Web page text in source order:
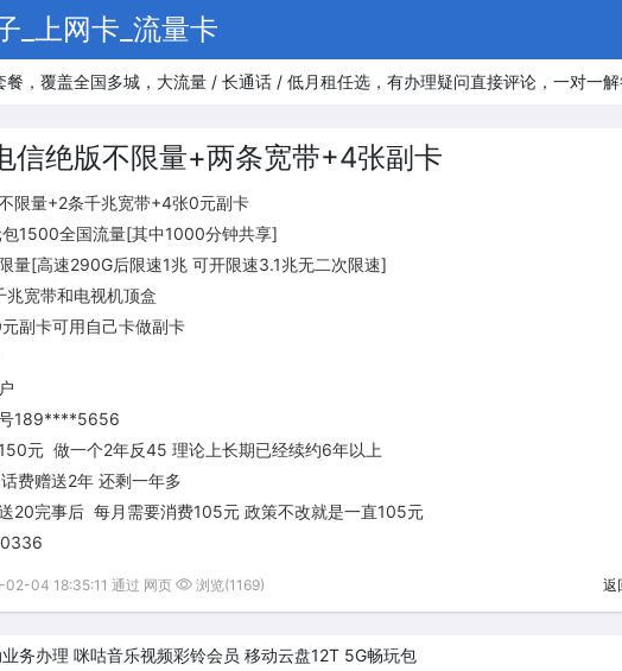
_上网卡_流量卡
餐，覆盖全国多城，大流量 / 长通话 / 低月租任选，有办理疑问直接评论，一对一
信绝版不限量+两条宽带+4张副卡
限量+2条千兆宽带+4张0元副卡
1500全国流量[其中1000分钟共享]
量[高速290G后限速1兆 可开限速3.1兆无二次限速]
兆宽带和电视机顶盒
副卡可用自己卡做副卡
189****5656
元 做一个2年反45 理论上长期已经续约6年以上
费赠送2年 还剩一年多
20完事后 每月需要消费105元 政策不改就是一直105元
04 18:35:11 通过 网页 浏览(1169) 返
业务办理 咪咕音乐视频彩铃会员 移动云盘12T 5G畅玩包